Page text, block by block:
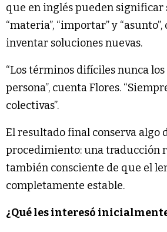
que en inglés pueden
“materia”, “importar” y
inventar soluciones nuevas.
“Los términos difíciles nunca
persona”, cuenta Flores.
colectivas”.
El resultado final conserva algo
procedimiento: una traducción
también consciente de que el
completamente estable.
¿Qué les interesó